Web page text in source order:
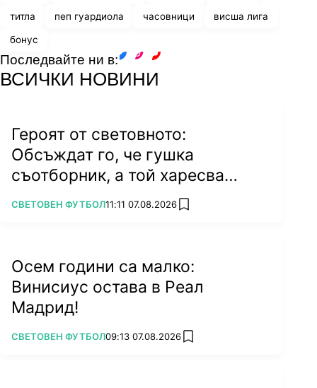
титла пеп гуардиола часовници висша лига
бонус
Последвайте ни в:
ВСИЧКИ НОВИНИ
Героят от световното:
Обсъждат го, че гушка
съотборник, а той харесва
бившата на колега
ПОВЕЧЕ ОТ
СВЕТОВЕН ФУТБОЛ11:11 07.08.2026 add favorites
Осем години са малко:
Винисиус остава в Реал
Мадрид!
ПОВЕЧЕ ОТ
СВЕТОВЕН ФУТБОЛ09:13 07.08.2026 add favorites